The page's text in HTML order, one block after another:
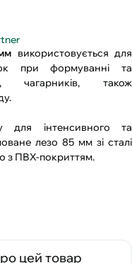
використовується для
при формуванні та
чагарників, також
для інтенсивного та
лезо 85 мм зі сталі
з ПВХ-покриттям.
цей товар